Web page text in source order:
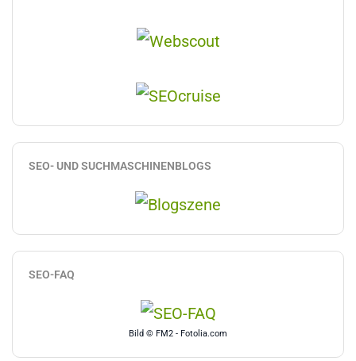
SEO- UND SUCHMASCHINENBLOGS
SEO-FAQ
Bild © FM2 - Fotolia.com